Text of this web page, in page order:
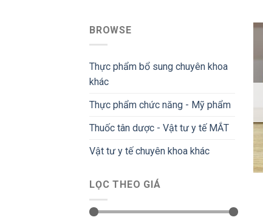
BROWSE
Thực phẩm bổ sung chuyên khoa
khác
Thực phẩm chức năng - Mỹ phẩm
Thuốc tân dược - Vật tư y tế MẮT
Vật tư y tế chuyên khoa khác
LỌC THEO GIÁ